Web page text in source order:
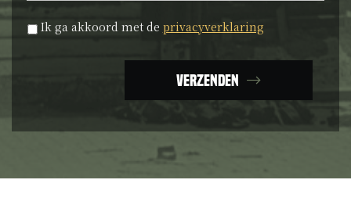
Privacyverklaring *
Ik ga akkoord met de privacyverklaring
Verzenden